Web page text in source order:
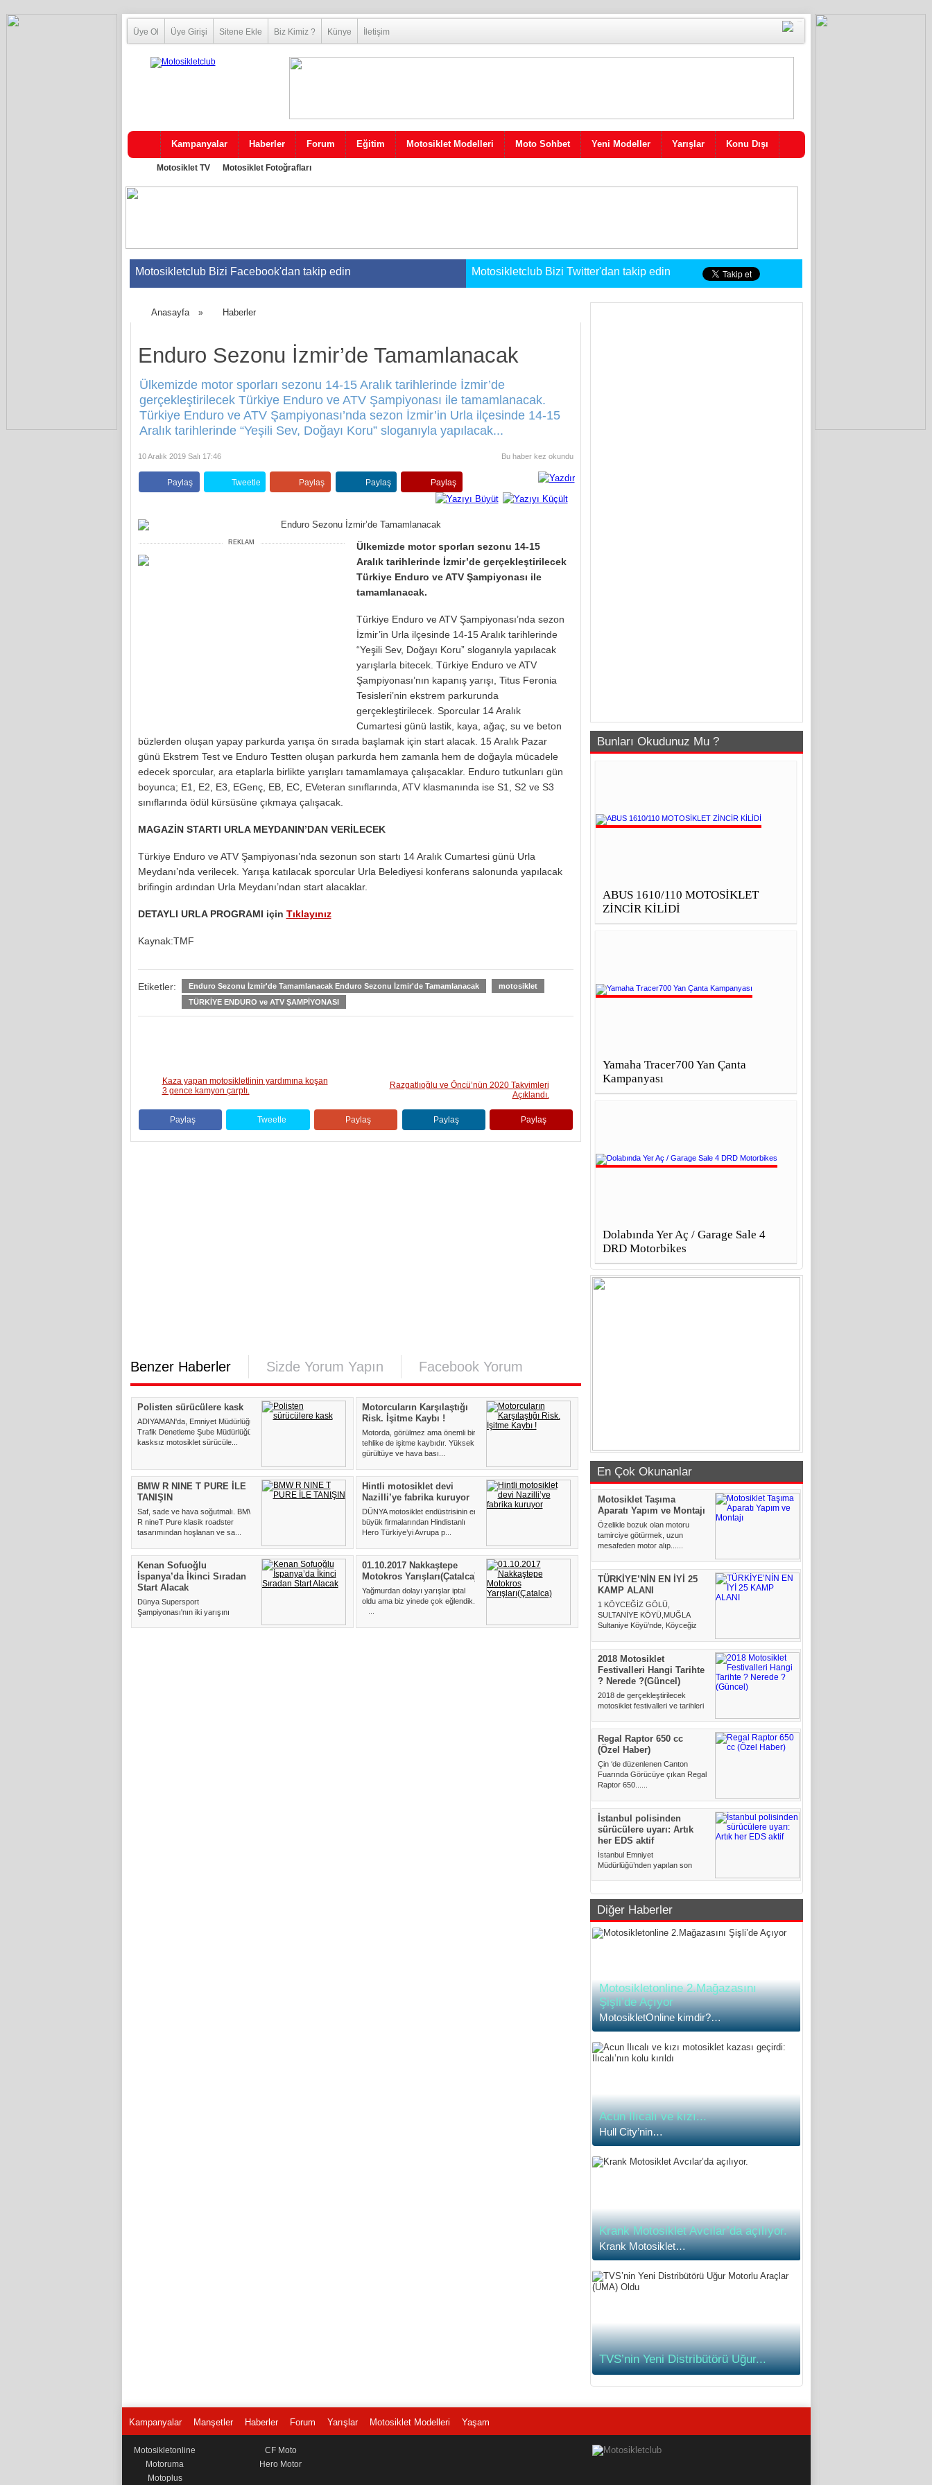
Üye Ol Üye Girişi Sitene Ekle Biz Kimiz ? Künye İletişim
Kampanyalar Haberler Forum Eğitim Motosiklet Modelleri Moto Sohbet Yeni Modeller Yarışlar Konu Dışı
Motosiklet TV Motosiklet Fotoğrafları
Motosikletclub Bizi Facebook'dan takip edin Motosikletclub Bizi Twitter'dan takip edin
Anasayfa » Haberler
Enduro Sezonu İzmir’de Tamamlanacak
Ülkemizde motor sporları sezonu 14-15 Aralık tarihlerinde İzmir’de
gerçekleştirilecek Türkiye Enduro ve ATV Şampiyonası ile tamamlanacak.
Türkiye Enduro ve ATV Şampiyonası’nda sezon İzmir’in Urla ilçesinde 14-15
Aralık tarihlerinde “Yeşili Sev, Doğayı Koru” sloganıyla yapılacak...
10 Aralık 2019 Salı 17:46 Bu haber kez okundu
Paylaş Tweetle Paylaş Paylaş Paylaş
REKLAM
Ülkemizde motor sporları sezonu 14-15
Aralık tarihlerinde İzmir’de gerçekleştirilecek
Türkiye Enduro ve ATV Şampiyonası ile
tamamlanacak.
Türkiye Enduro ve ATV Şampiyonası’nda sezon
İzmir’in Urla ilçesinde 14-15 Aralık tarihlerinde
“Yeşili Sev, Doğayı Koru” sloganıyla yapılacak
yarışlarla bitecek. Türkiye Enduro ve ATV
Şampiyonası’nın kapanış yarışı, Titus Feronia
Tesisleri’nin ekstrem parkurunda
gerçekleştirilecek. Sporcular 14 Aralık
Cumartesi günü lastik, kaya, ağaç, su ve beton
büzlerden oluşan yapay parkurda yarışa ön sırada başlamak için start alacak. 15 Aralık Pazar
günü Ekstrem Test ve Enduro Testten oluşan parkurda hem zamanla hem de doğayla mücadele
edecek sporcular, ara etaplarla birlikte yarışları tamamlamaya çalışacaklar. Enduro tutkunları gün
boyunca; E1, E2, E3, EGenç, EB, EC, EVeteran sınıflarında, ATV klasmanında ise S1, S2 ve S3
sınıflarında ödül kürsüsüne çıkmaya çalışacak.
MAGAZİN STARTI URLA MEYDANIN’DAN VERİLECEK
Türkiye Enduro ve ATV Şampiyonası’nda sezonun son startı 14 Aralık Cumartesi günü Urla
Meydanı’nda verilecek. Yarışa katılacak sporcular Urla Belediyesi konferans salonunda yapılacak
brifingin ardından Urla Meydanı’ndan start alacaklar.
DETAYLI URLA PROGRAMI için Tıklayınız
Kaynak:TMF
Etiketler: Enduro Sezonu İzmir'de Tamamlanacak Enduro Sezonu İzmir'de Tamamlanacak
motosiklet
TÜRKİYE ENDURO ve ATV ŞAMPİYONASI
Kaza yapan motosikletlinin yardımına koşan
3 gence kamyon çarptı.
Razgatlıoğlu ve Öncü’nün 2020 Takvimleri
Açıklandı.
Paylaş Tweetle Paylaş Paylaş Paylaş
Benzer Haberler Sizde Yorum Yapın Facebook Yorum
Polisten sürücülere kask
ADIYAMAN'da, Emniyet Müdürlüğü
Trafik Denetleme Şube Müdürlüğü
kasksız motosiklet sürücüle...
Motorcuların Karşılaştığı
Risk. İşitme Kaybı !
Motorda, görülmez ama önemli bir
tehlike de işitme kaybıdır. Yüksek
gürültüye ve hava bası...
BMW R NINE T PURE İLE
TANIŞIN
Saf, sade ve hava soğutmalı. BMW
R nineT Pure klasik roadster
tasarımından hoşlanan ve sa...
Hintli motosiklet devi
Nazilli’ye fabrika kuruyor
DÜNYA motosiklet endüstrisinin en
büyük firmalarından Hindistanlı
Hero Türkiye’yi Avrupa p...
Kenan Sofuoğlu
İspanya’da İkinci Sıradan
Start Alacak
Dünya Supersport
Şampiyonası'nın iki yarışını
01.10.2017 Nakkaştepe
Motokros Yarışları(Çatalca)
Yağmurdan dolayı yarışlar iptal
oldu ama biz yinede çok eğlendik.
Bunları Okudunuz Mu ?
ABUS 1610/110 MOTOSİKLET
ZİNCİR KİLİDİ
Yamaha Tracer700 Yan Çanta
Kampanyası
Dolabında Yer Aç / Garage Sale 4
DRD Motorbikes
En Çok Okunanlar
Motosiklet Taşıma
Aparatı Yapım ve Montajı
Özelikle bozuk olan motoru
tamirciye götürmek, uzun
mesafeden motor alıp......
TÜRKİYE’NİN EN İYİ 25
KAMP ALANI
1 KÖYCEĞİZ GÖLÜ,
SULTANİYE KÖYÜ,MUĞLA
Sultaniye Köyü’nde, Köyceğiz
2018 Motosiklet
Festivalleri Hangi Tarihte
? Nerede ?(Güncel)
2018 de gerçekleştirilecek
motosiklet festivalleri ve tarihleri
Regal Raptor 650 cc
(Özel Haber)
Çin ‘de düzenlenen Canton
Fuarında Görücüye çıkan Regal
Raptor 650......
İstanbul polisinden
sürücülere uyarı: Artık
her EDS aktif
İstanbul Emniyet
Müdürlüğü’nden yapılan son
Diğer Haberler
Motosikletonline 2.Mağazasını
Şişli’de Açıyor
MotosikletOnline kimdir?…
Acun Ilıcalı ve kızı...
Hull City’nin…
Krank Motosiklet Avcılar’da açılıyor.
Krank Motosiklet…
TVS’nin Yeni Distribütörü Uğur...
Kampanyalar Manşetler Haberler Forum Yarışlar Motosiklet Modelleri Yaşam
Motosikletonline
Motoruma
Motoplus
CF Moto
Hero Motor